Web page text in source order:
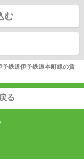
む
予鉄道伊予鉄道本町線の賃
る